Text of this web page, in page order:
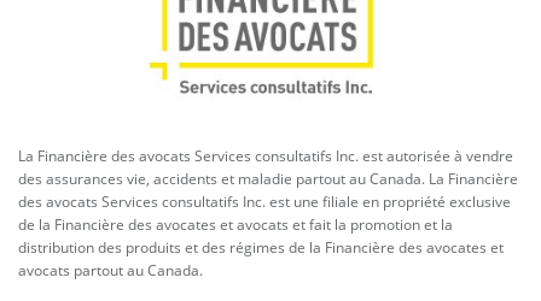
La Financière des avocats Services consultatifs Inc. est autorisée à vendre
des assurances vie, accidents et maladie partout au Canada. La Financière
des avocats Services consultatifs Inc. est une filiale en propriété exclusive
de la Financière des avocates et avocats et fait la promotion et la
distribution des produits et des régimes de la Financière des avocates et
avocats partout au Canada.